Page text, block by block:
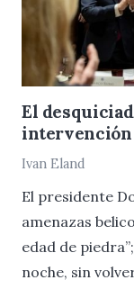
El
intervención
Ivan Eland
El presidente
amenazas
edad de
noche, sin